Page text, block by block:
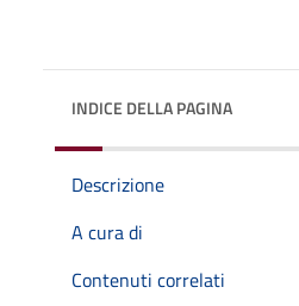
INDICE DELLA PAGINA
Descrizione
A cura di
Contenuti correlati